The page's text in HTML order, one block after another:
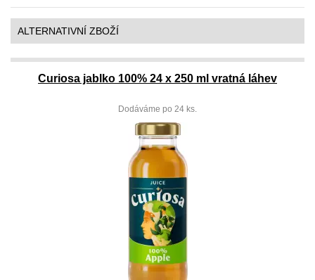
ALTERNATIVNÍ ZBOŽÍ
Curiosa jablko 100% 24 x 250 ml vratná láhev
Dodáváme po 24 ks.